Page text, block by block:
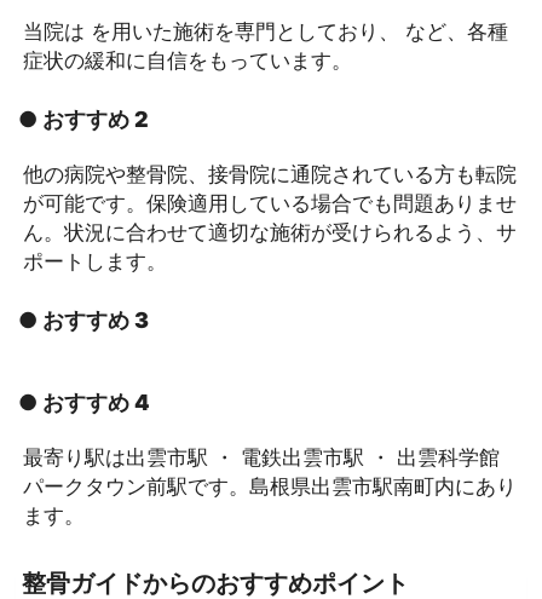
当院は を用いた施術を専門としており、 など、各種
症状の緩和に自信をもっています。
● おすすめ 2
他の病院や整骨院、接骨院に通院されている方も転院
が可能です。保険適用している場合でも問題ありませ
ん。状況に合わせて適切な施術が受けられるよう、サ
ポートします。
● おすすめ 3
● おすすめ 4
最寄り駅は出雲市駅 ・ 電鉄出雲市駅 ・ 出雲科学館
パークタウン前駅です。島根県出雲市駅南町内にあり
ます。
整骨ガイドからのおすすめポイント